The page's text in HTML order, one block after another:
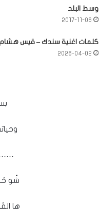
وسط البلد
2017-11-06
كلمات اغنية سندك – قيس هشام
2026-04-02
شُو
ها